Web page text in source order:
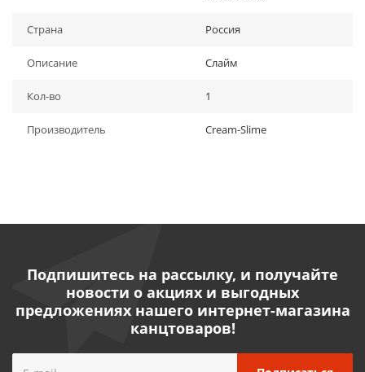
Страна Россия
Описание Слайм
Кол-во 1
Производитель Cream-Slime
Подпишитесь на рассылку, и получайте
новости о акциях и выгодных
предложениях нашего интернет-магазина
канцтоваров!